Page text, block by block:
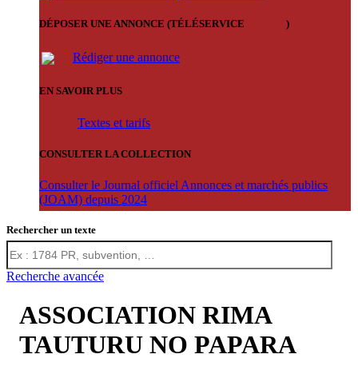
DÉPOSER UNE ANNONCE (TÉLÉSERVICE )
Rédiger une annonce
EN SAVOIR PLUS
Textes et tarifs
CONSULTER LA COLLECTION
Consulter le Journal officiel Annonces et marchés publics
(JOAM) depuis 2024
Rechercher un texte
Recherche avancée
ASSOCIATION RIMA
TAUTURU NO PAPARA